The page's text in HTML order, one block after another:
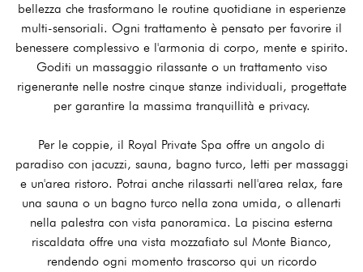
bellezza che trasformano le routine quotidiane in esperienze
multi-sensoriali. Ogni trattamento è pensato per favorire il
benessere complessivo e l'armonia di corpo, mente e spirito.
Goditi un massaggio rilassante o un trattamento viso
rigenerante nelle nostre cinque stanze individuali, progettate
per garantire la massima tranquillità e privacy.
Per le coppie, il Royal Private Spa offre un angolo di
paradiso con jacuzzi, sauna, bagno turco, letti per massaggi
e un'area ristoro. Potrai anche rilassarti nell'area relax, fare
una sauna o un bagno turco nella zona umida, o allenarti
nella palestra con vista panoramica. La piscina esterna
riscaldata offre una vista mozzafiato sul Monte Bianco,
rendendo ogni momento trascorso qui un ricordo